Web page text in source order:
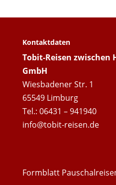
Kontaktdaten
Tobit-Reisen zwischen
GmbH
Wiesbadener Str. 1
65549 Limburg
Tel.: 06431 – 941940
info@tobit-reisen.de
Formblatt